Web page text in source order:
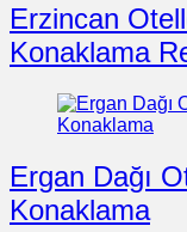
Erzincan
Konaklama
Ergan Dağı
Konaklama